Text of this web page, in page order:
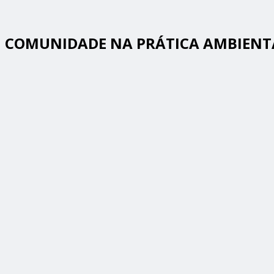
COMUNIDADE NA PRÁTICA